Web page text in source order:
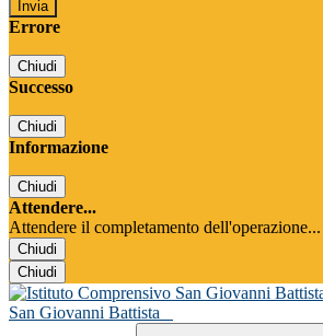
Errore
Chiudi
Successo
Chiudi
Informazione
Chiudi
Attendere...
Attendere il completamento dell'operazione...
Chiudi
Chiudi
San Giovanni Battista